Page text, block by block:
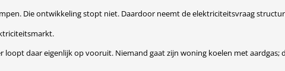
Die ontwikkeling stopt niet. Daardoor neemt de elektriciteitsvraag
daar eigenlijk op vooruit. Niemand gaat zijn woning koelen met aardgas;